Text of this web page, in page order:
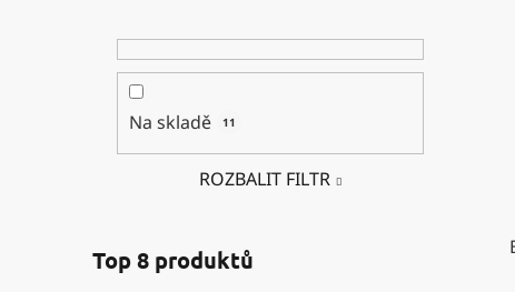
Na skladě 11
ROZBALIT FILTR
Top 8 produktů